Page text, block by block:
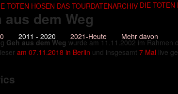
DIE TOTEN
2011 - 2020 2021-Heute Mehr davon
aus dem Weg
Geh aus dem Weg wurde am 11.11.2002 im Rahmen
am 07.11.2018 in Berlin und insgesamt 7 Mal live